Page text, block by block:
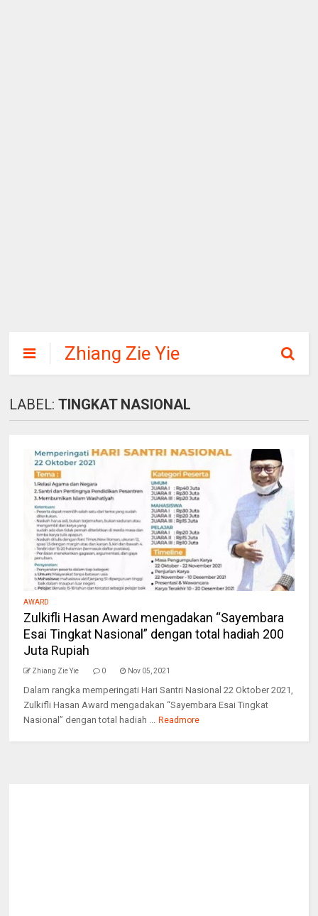
Zhiang Zie Yie
LABEL:TINGKAT NASIONAL
AWARD
Zulkifli Hasan Award mengadakan “Sayembara
Esai Tingkat Nasional” dengan total hadiah 200
Juta Rupiah
Zhiang Zie Yie 0 Nov 05, 2021
Dalam rangka memperingati Hari Santri Nasional 22 Oktober 2021,
Zulkifli Hasan Award mengadakan “Sayembara Esai Tingkat
Nasional” dengan total hadiah ... Readmore